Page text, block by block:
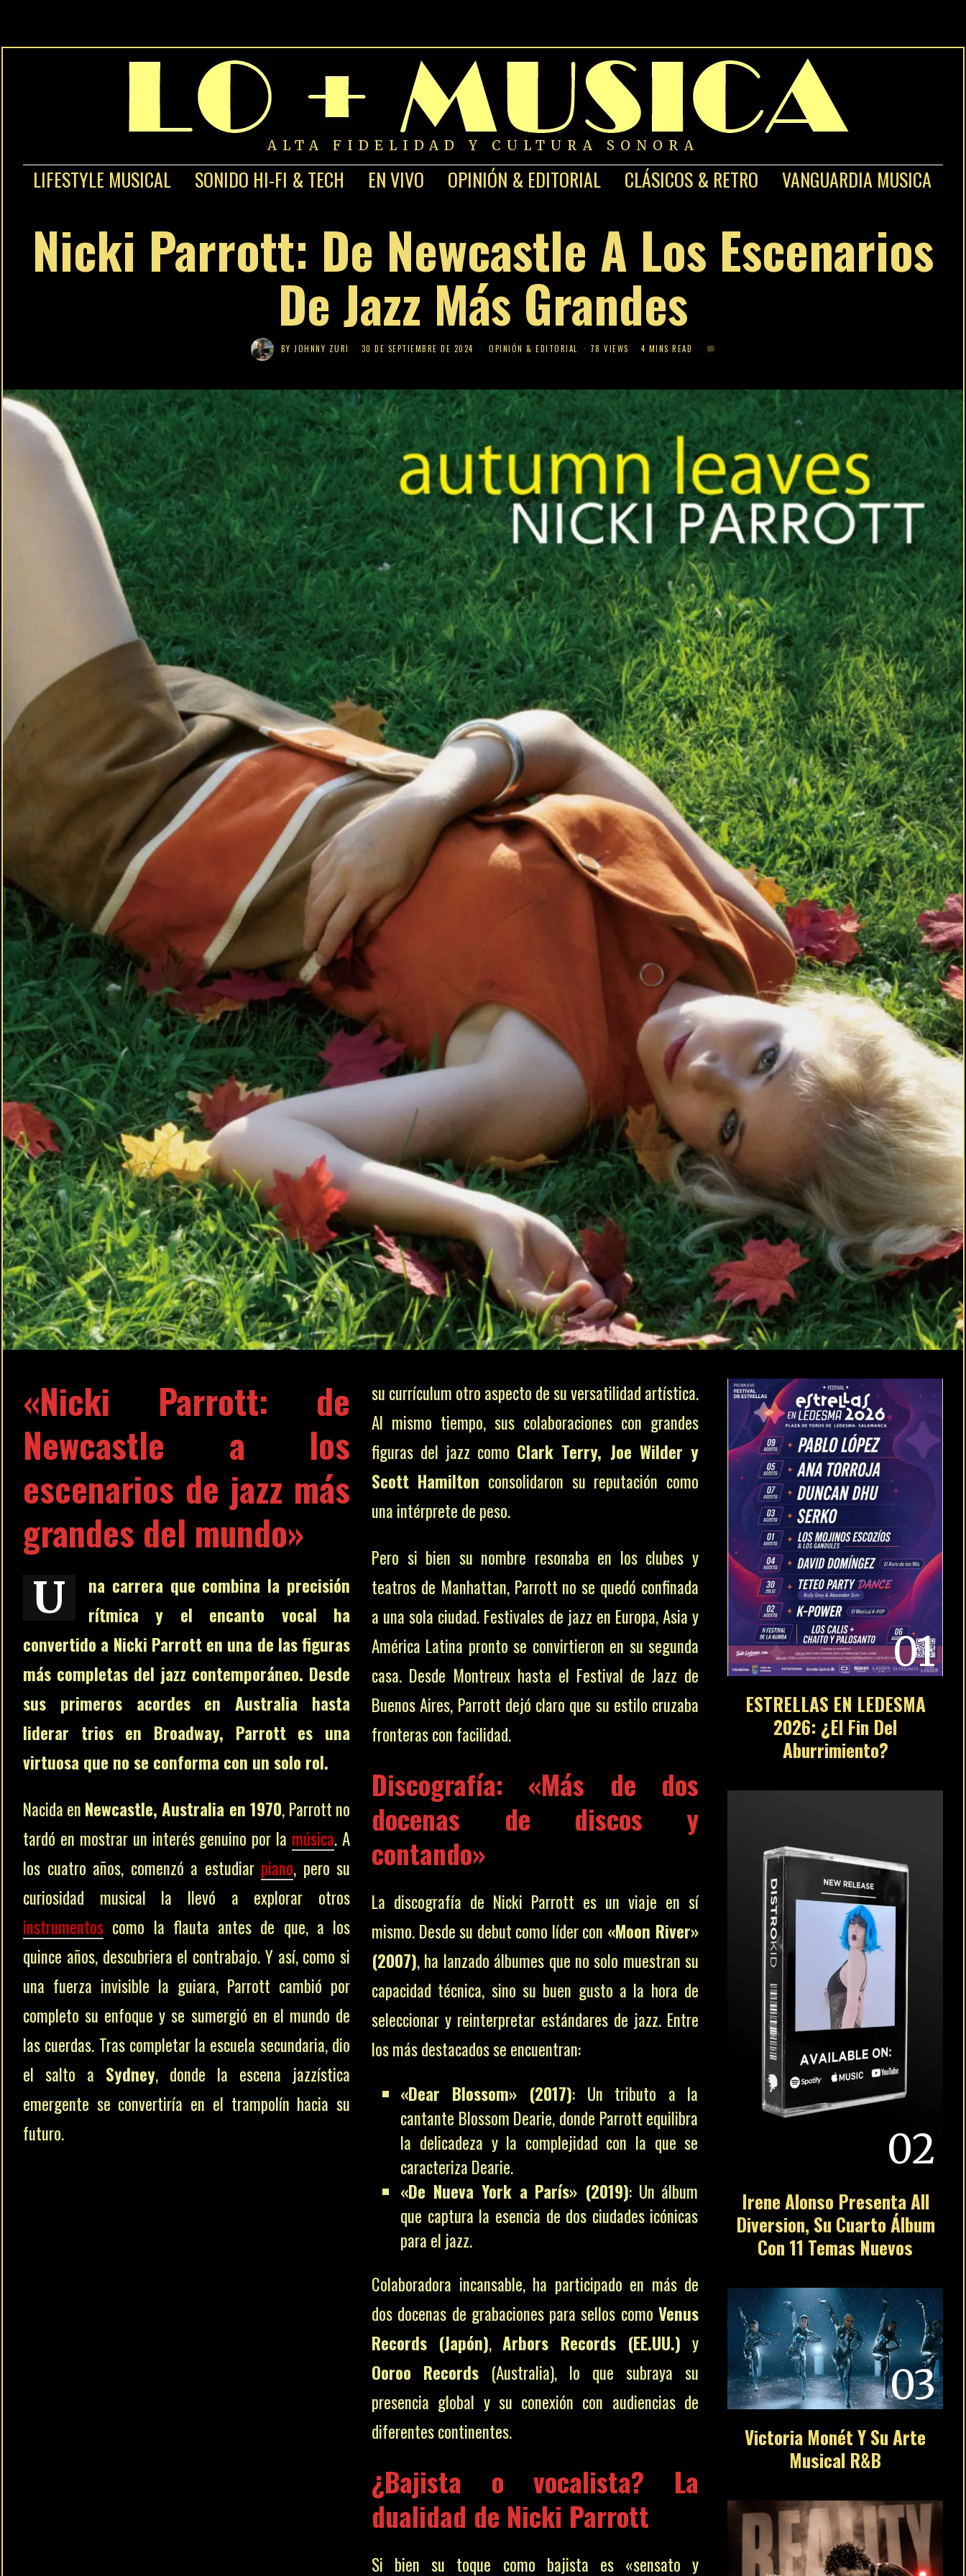
ALTA FIDELIDAD Y CULTURA SONORA
LIFESTYLE MUSICAL SONIDO HI-FI & TECH EN VIVO OPINIÓN & EDITORIAL CLÁSICOS & RETRO VANGUARDIA MUSICA
Nicki Parrott: De Newcastle A Los Escenarios
De Jazz Más Grandes
BY JOHNNY ZURI 30 DE SEPTIEMBRE DE 2024 OPINIÓN & EDITORIAL 78 VIEWS 4 MINS READ
«Nicki Parrott: de
Newcastle a los
escenarios de jazz más
grandes del mundo»
U
na carrera que combina la precisión
rítmica y el encanto vocal ha
convertido a Nicki Parrott en una de las figuras
más completas del jazz contemporáneo. Desde
sus primeros acordes en Australia hasta
liderar trios en Broadway, Parrott es una
virtuosa que no se conforma con un solo rol.
Nacida en Newcastle, Australia en 1970, Parrott no
tardó en mostrar un interés genuino por la música. A
los cuatro años, comenzó a estudiar piano, pero su
curiosidad musical la llevó a explorar otros
instrumentos como la flauta antes de que, a los
quince años, descubriera el contrabajo. Y así, como si
una fuerza invisible la guiara, Parrott cambió por
completo su enfoque y se sumergió en el mundo de
las cuerdas. Tras completar la escuela secundaria, dio
el salto a Sydney, donde la escena jazzística
emergente se convertiría en el trampolín hacia su
futuro.
su currículum otro aspecto de su versatilidad artística.
Al mismo tiempo, sus colaboraciones con grandes
figuras del jazz como Clark Terry, Joe Wilder y
Scott Hamilton consolidaron su reputación como
una intérprete de peso.
Pero si bien su nombre resonaba en los clubes y
teatros de Manhattan, Parrott no se quedó confinada
a una sola ciudad. Festivales de jazz en Europa, Asia y
América Latina pronto se convirtieron en su segunda
casa. Desde Montreux hasta el Festival de Jazz de
Buenos Aires, Parrott dejó claro que su estilo cruzaba
fronteras con facilidad.
Discografía: «Más de dos
docenas de discos y
contando»
La discografía de Nicki Parrott es un viaje en sí
mismo. Desde su debut como líder con «Moon River»
(2007), ha lanzado álbumes que no solo muestran su
capacidad técnica, sino su buen gusto a la hora de
seleccionar y reinterpretar estándares de jazz. Entre
los más destacados se encuentran:
«Dear Blossom» (2017): Un tributo a la
cantante Blossom Dearie, donde Parrott equilibra
la delicadeza y la complejidad con la que se
caracteriza Dearie.
«De Nueva York a París» (2019): Un álbum
que captura la esencia de dos ciudades icónicas
para el jazz.
Colaboradora incansable, ha participado en más de
dos docenas de grabaciones para sellos como Venus
Records (Japón), Arbors Records (EE.UU.) y
Ooroo Records (Australia), lo que subraya su
presencia global y su conexión con audiencias de
diferentes continentes.
¿Bajista o vocalista? La
dualidad de Nicki Parrott
Si bien su toque como bajista es «sensato y
01
ESTRELLAS EN LEDESMA
2026: ¿El Fin Del
Aburrimiento?
02
Irene Alonso Presenta All
Diversion, Su Cuarto Álbum
Con 11 Temas Nuevos
03
Victoria Monét Y Su Arte
Musical R&B